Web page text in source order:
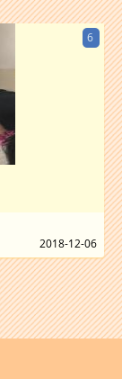
6
2018-12-06